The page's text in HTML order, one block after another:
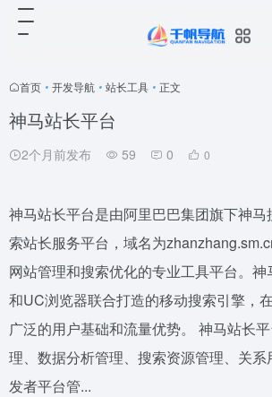
首页 • 开发导航 • 站长工具 • 正文
神马站长平台
2个月前发布 59 0 0
神马站长平台是由阿里巴巴集团旗下神马
索站长服务平台，域名为
网站管理和搜索优化的专业工具平台。
和UC浏览器联合打造的移动搜索引擎，
广泛的用户基础和流量优势。 神马站长
理、数据分析管理、搜索资源管理、关
发者平台管...